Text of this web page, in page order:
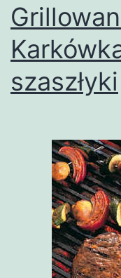
szaszłyki